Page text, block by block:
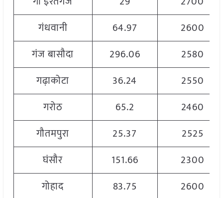
गंधवानी
64.97
2600
गंज बासौदा
296.06
2580
गढ़ाकोटा
36.24
2550
गरोठ
65.2
2460
गौतमपुरा
25.37
2525
घंसौर
151.66
2300
गोहाद
83.75
2600